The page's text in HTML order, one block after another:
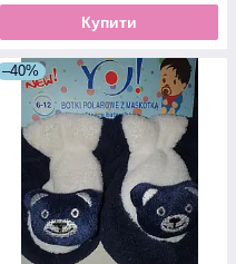
Купити
–40%